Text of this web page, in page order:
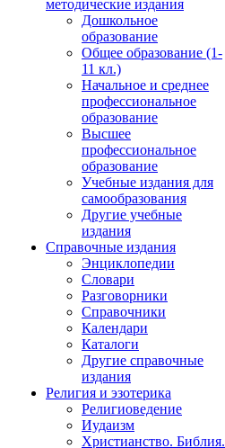
методические издания
Дошкольное
образование
Общее образование (1-
11 кл.)
Начальное и среднее
профессиональное
образование
Высшее
профессиональное
образование
Учебные издания для
самообразования
Другие учебные
издания
Справочные издания
Энциклопедии
Словари
Разговорники
Справочники
Календари
Каталоги
Другие справочные
издания
Религия и эзотерика
Религиоведение
Иудаизм
Христианство. Библия.